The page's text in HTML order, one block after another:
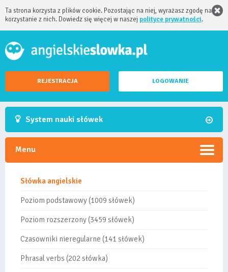
Ta strona korzysta z plików cookie. Pozostając na niej, wyrażasz zgodę na
korzystanie z nich. Dowiedz się więcej w naszej polityce prywatności.
REJESTRACJA LOGOWANIE
System nauki słówek
Menu
Słówka angielskie
Poziom podstawowy (1009 słówek)
Poziom rozszerzony (3459 słówek)
Czasowniki nieregularne (141 słówek)
Phrasal verbs (202 słówka)